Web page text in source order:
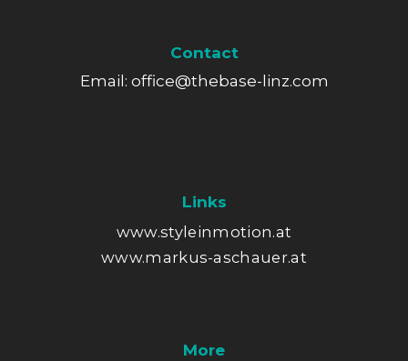
Contact
Email: office@thebase-linz.com
Links
www.styleinmotion.at
www.markus-aschauer.at
More